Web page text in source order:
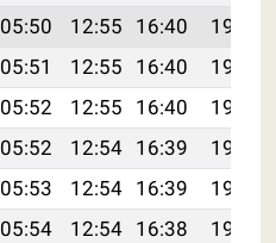
05:50 12:55 16:40
19:50
05:51 12:55 16:40
19:49
05:52 12:55 16:40
19:48
05:52 12:54 16:39
19:46
05:53 12:54 16:39
19:45
05:54 12:54 16:38
19:44